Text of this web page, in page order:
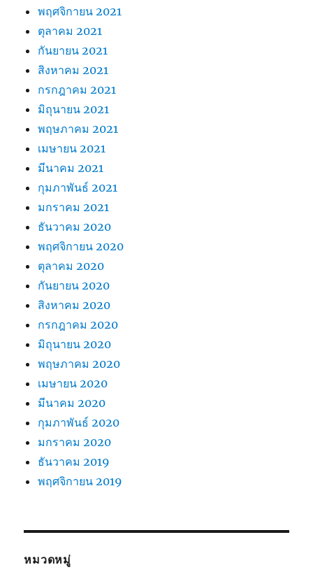
พฤศจิกายน 2021
ตุลาคม 2021
กันยายน 2021
สิงหาคม 2021
กรกฎาคม 2021
มิถุนายน 2021
พฤษภาคม 2021
เมษายน 2021
มีนาคม 2021
กุมภาพันธ์ 2021
มกราคม 2021
ธันวาคม 2020
พฤศจิกายน 2020
ตุลาคม 2020
กันยายน 2020
สิงหาคม 2020
กรกฎาคม 2020
มิถุนายน 2020
พฤษภาคม 2020
เมษายน 2020
มีนาคม 2020
กุมภาพันธ์ 2020
มกราคม 2020
ธันวาคม 2019
พฤศจิกายน 2019
หมวดหมู่